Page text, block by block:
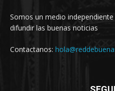
Somos un medio
difundir las buenas noticias
Contactanos: